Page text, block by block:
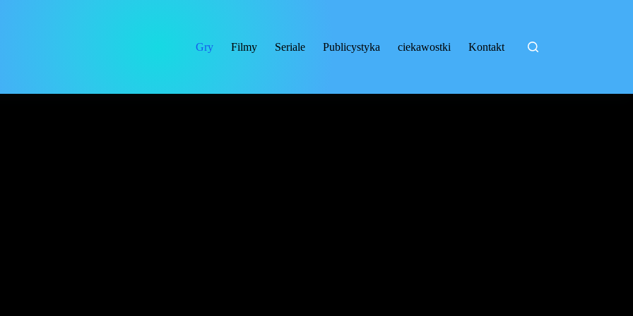
Gry
Filmy Seriale Publicystyka ciekawostki Kontakt